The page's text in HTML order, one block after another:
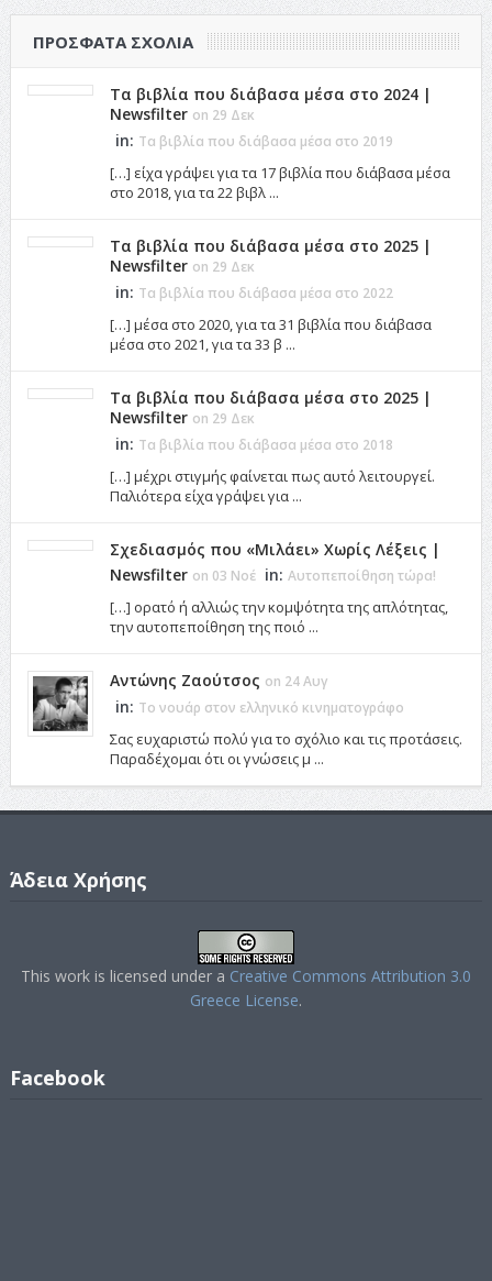
ΠΡΌΣΦΑΤΑ ΣΧΌΛΙΑ
Τα βιβλία που διάβασα μέσα στο 2024 |
Newsfilter on 29 Δεκ
in: Τα βιβλία που διάβασα μέσα στο 2019
[…] είχα γράψει για τα 17 βιβλία που διάβασα μέσα
στο 2018, για τα 22 βιβλ ...
Τα βιβλία που διάβασα μέσα στο 2025 |
Newsfilter on 29 Δεκ
in: Τα βιβλία που διάβασα μέσα στο 2022
[…] μέσα στο 2020, για τα 31 βιβλία που διάβασα
μέσα στο 2021, για τα 33 β ...
Τα βιβλία που διάβασα μέσα στο 2025 |
Newsfilter on 29 Δεκ
in: Τα βιβλία που διάβασα μέσα στο 2018
[…] μέχρι στιγμής φαίνεται πως αυτό λειτουργεί.
Παλιότερα είχα γράψει για ...
Σχεδιασμός που «Μιλάει» Χωρίς Λέξεις |
Newsfilter on 03 Νοέ in: Αυτοπεποίθηση τώρα!
[…] ορατό ή αλλιώς την κομψότητα της απλότητας,
την αυτοπεποίθηση της ποιό ...
Αντώνης Ζαούτσος on 24 Αυγ
in: Το νουάρ στον ελληνικό κινηματογράφο
Σας ευχαριστώ πολύ για το σχόλιο και τις προτάσεις.
Παραδέχομαι ότι οι γνώσεις μ ...
Άδεια Χρήσης
This work is licensed under a Creative Commons Attribution 3.0
Greece License.
Facebook